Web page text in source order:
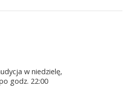
w niedzielę,
godz. 22:00